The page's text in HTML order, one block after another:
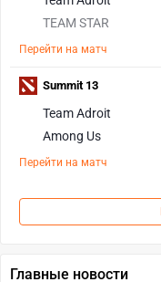
TEAM STAR
Перейти на матч
Team Adroit
Among Us
Перейти на матч
Summit 13
Главные новости